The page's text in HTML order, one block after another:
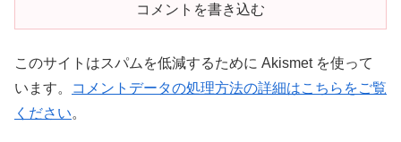
コメントを書き込む
このサイトはスパムを低減するために Akismet を使って
います。
コメントデータの処理方法の詳細はこちらをご覧
ください。